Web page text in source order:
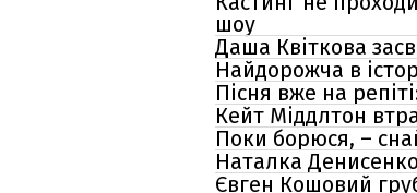
шоу
Даша Квіткова
Найдорожча в
Пісня вже на
Кейт Міддлтон
Поки борюся, –
Наталка Денисенко
Євген Кошовий